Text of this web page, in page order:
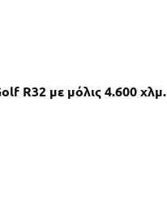
R32 με μόλις 4.600 χλμ.